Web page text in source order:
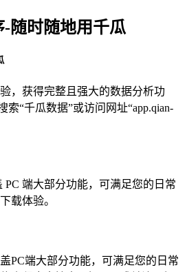
随时随地用千瓜
，获得完整且强大的数据分析功
索“千瓜数据”或访问网址“app.qian-
PC 端大部分功能，可满足您的日常
载体验。
PC端大部分功能，可满足您的日常